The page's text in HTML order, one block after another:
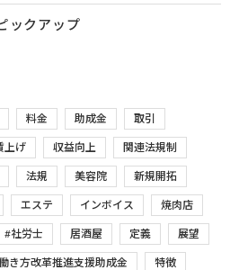
ックアップ
料金 助成金 取引
上げ 収益向上 関連法規制
法規 美容院 新規開拓
エステ インボイス 焼肉店
#社労士 居酒屋 定義 展望
き方改革推進支援助成金 特徴